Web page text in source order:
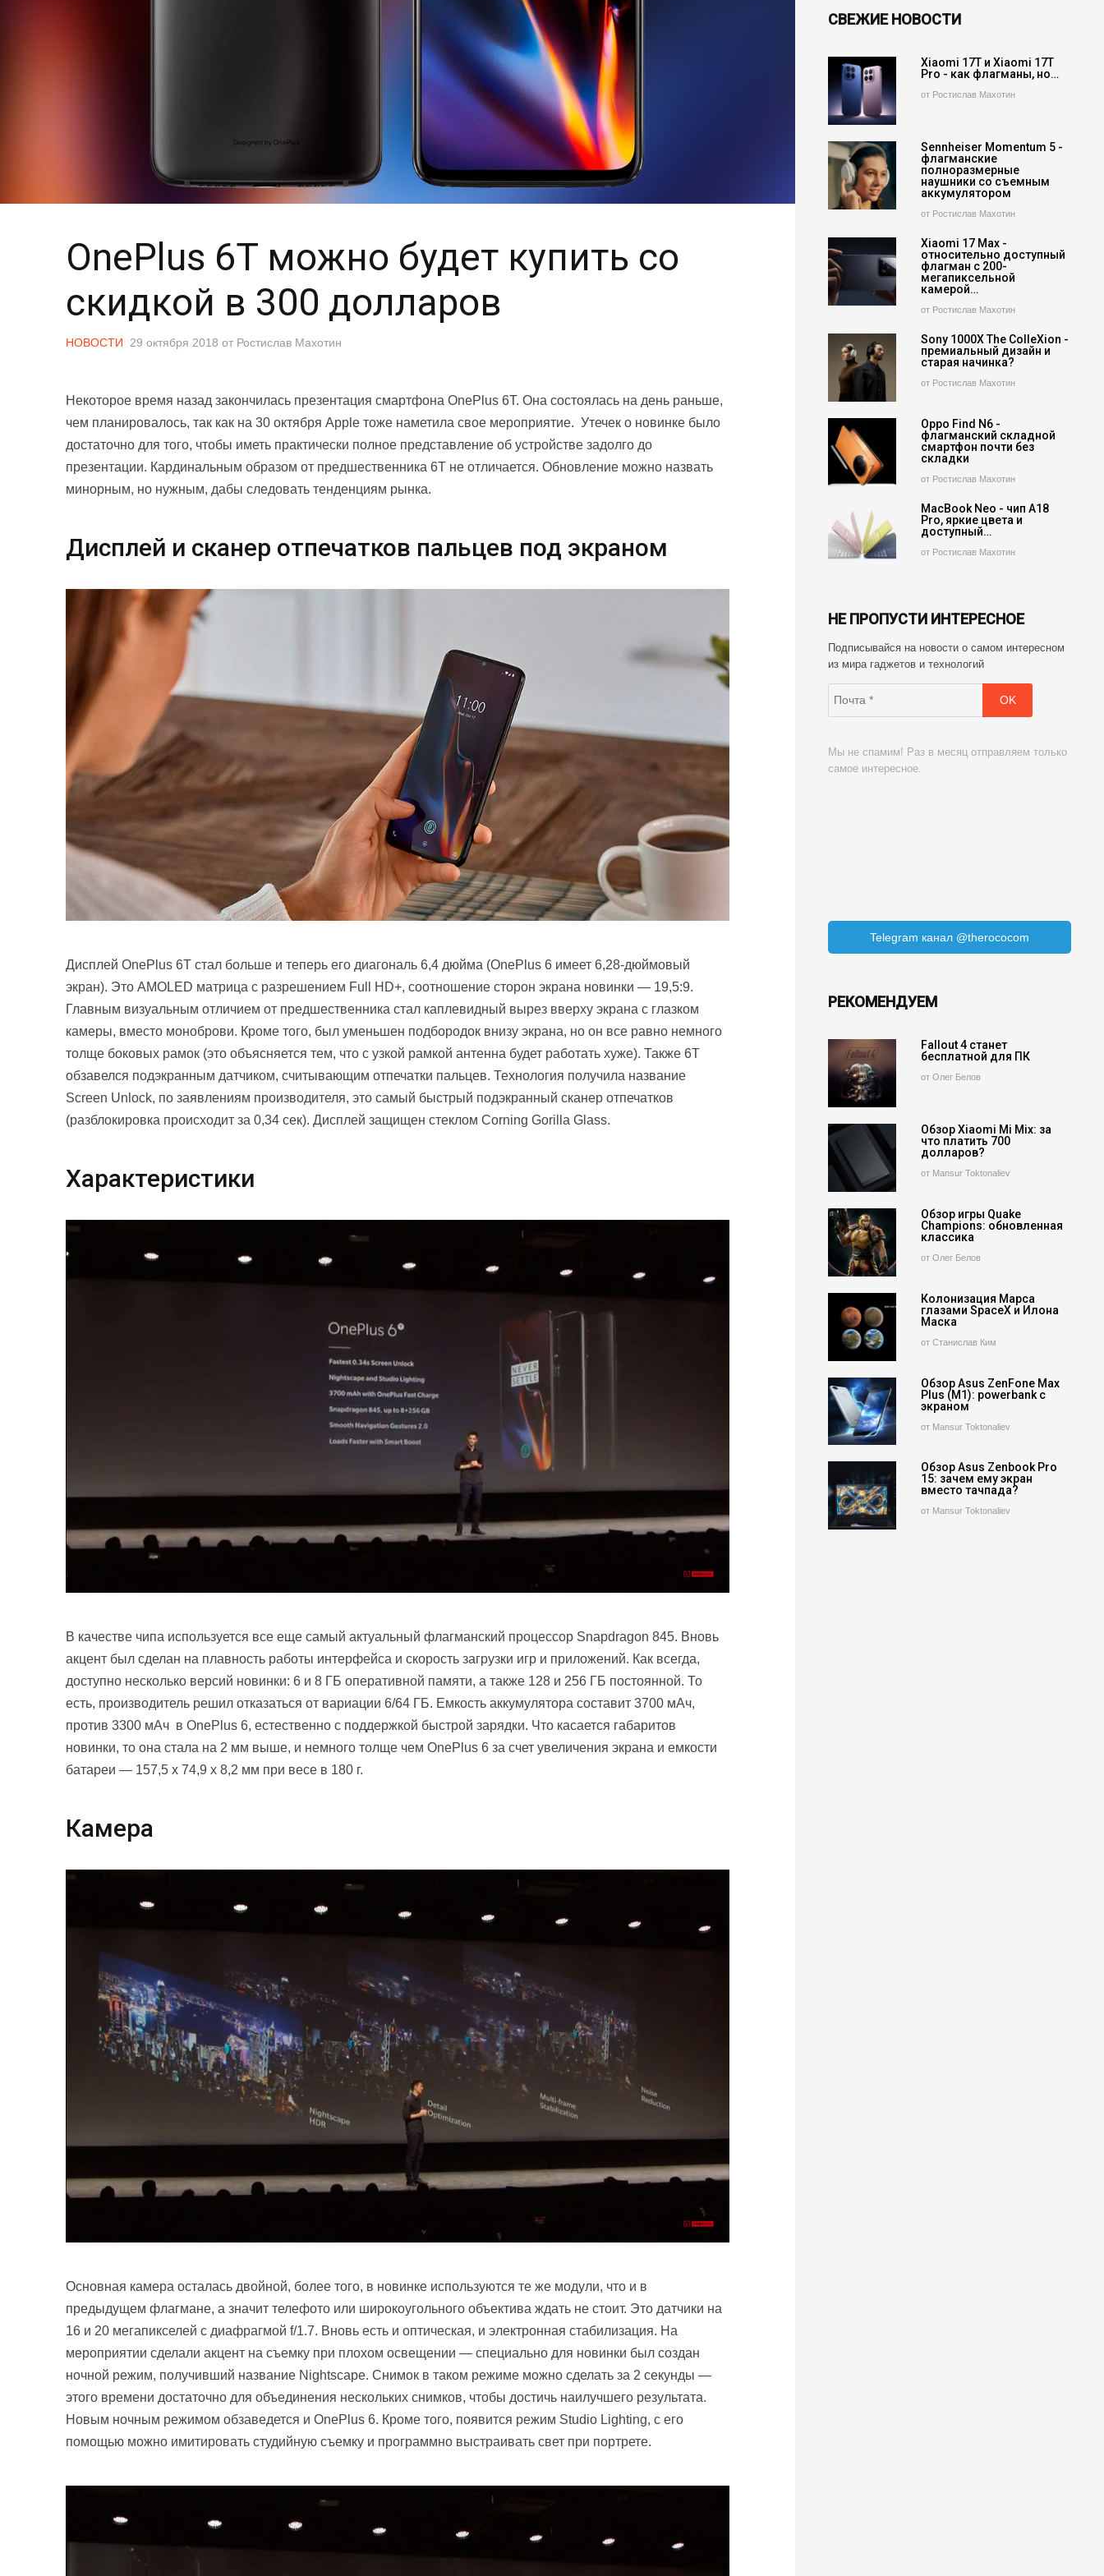
OnePlus 6T можно будет купить со
скидкой в 300 долларов
НОВОСТИ 29 октября 2018 от Ростислав Махотин
Некоторое время назад закончилась презентация смартфона OnePlus 6T. Она состоялась на день раньше,
чем планировалось, так как на 30 октября Apple тоже наметила свое мероприятие. Утечек о новинке было
достаточно для того, чтобы иметь практически полное представление об устройстве задолго до
презентации. Кардинальным образом от предшественника 6T не отличается. Обновление можно назвать
минорным, но нужным, дабы следовать тенденциям рынка.
Дисплей и сканер отпечатков пальцев под экраном
Дисплей OnePlus 6T стал больше и теперь его диагональ 6,4 дюйма (OnePlus 6 имеет 6,28-дюймовый
экран). Это AMOLED матрица с разрешением Full HD+, соотношение сторон экрана новинки — 19,5:9.
Главным визуальным отличием от предшественника стал каплевидный вырез вверху экрана с глазком
камеры, вместо моноброви. Кроме того, был уменьшен подбородок внизу экрана, но он все равно немного
толще боковых рамок (это объясняется тем, что с узкой рамкой антенна будет работать хуже). Также 6T
обзавелся подэкранным датчиком, считывающим отпечатки пальцев. Технология получила название
Screen Unlock, по заявлениям производителя, это самый быстрый подэкранный сканер отпечатков
(разблокировка происходит за 0,34 сек). Дисплей защищен стеклом Corning Gorilla Glass.
Характеристики
В качестве чипа используется все еще самый актуальный флагманский процессор Snapdragon 845. Вновь
акцент был сделан на плавность работы интерфейса и скорость загрузки игр и приложений. Как всегда,
доступно несколько версий новинки: 6 и 8 ГБ оперативной памяти, а также 128 и 256 ГБ постоянной. То
есть, производитель решил отказаться от вариации 6/64 ГБ. Емкость аккумулятора составит 3700 мАч,
против 3300 мАч в OnePlus 6, естественно с поддержкой быстрой зарядки. Что касается габаритов
новинки, то она стала на 2 мм выше, и немного толще чем OnePlus 6 за счет увеличения экрана и емкости
батареи — 157,5 x 74,9 x 8,2 мм при весе в 180 г.
Камера
Основная камера осталась двойной, более того, в новинке используются те же модули, что и в
предыдущем флагмане, а значит телефото или широкоугольного объектива ждать не стоит. Это датчики на
16 и 20 мегапикселей с диафрагмой f/1.7. Вновь есть и оптическая, и электронная стабилизация. На
мероприятии сделали акцент на съемку при плохом освещении — специально для новинки был создан
ночной режим, получивший название Nightscape. Снимок в таком режиме можно сделать за 2 секунды —
этого времени достаточно для объединения нескольких снимков, чтобы достичь наилучшего результата.
Новым ночным режимом обзаведется и OnePlus 6. Кроме того, появится режим Studio Lighting, с его
помощью можно имитировать студийную съемку и программно выстраивать свет при портрете.
СВЕЖИЕ НОВОСТИ
Xiaomi 17T и Xiaomi 17T
Pro - как флагманы, но…
от Ростислав Махотин
Sennheiser Momentum 5 -
флагманские
полноразмерные
наушники со съемным
аккумулятором
от Ростислав Махотин
Xiaomi 17 Max -
относительно доступный
флагман с 200-
мегапиксельной
камерой…
от Ростислав Махотин
Sony 1000X The ColleXion -
премиальный дизайн и
старая начинка?
от Ростислав Махотин
Oppo Find N6 -
флагманский складной
смартфон почти без
складки
от Ростислав Махотин
MacBook Neo - чип A18
Pro, яркие цвета и
доступный…
от Ростислав Махотин
НЕ ПРОПУСТИ ИНТЕРЕСНОЕ
Подписывайся на новости о самом интересном
из мира гаджетов и технологий
Мы не спамим! Раз в месяц отправляем только
самое интересное.
Telegram канал @therococom
РЕКОМЕНДУЕМ
Fallout 4 станет
бесплатной для ПК
от Олег Белов
Обзор Xiaomi Mi Mix: за
что платить 700
долларов?
от Mansur Toktonaliev
Обзор игры Quake
Champions: обновленная
классика
от Олег Белов
Колонизация Марса
глазами SpaceX и Илона
Маска
от Станислав Ким
Обзор Asus ZenFone Max
Plus (M1): powerbank с
экраном
от Mansur Toktonaliev
Обзор Asus Zenbook Pro
15: зачем ему экран
вместо тачпада?
от Mansur Toktonaliev